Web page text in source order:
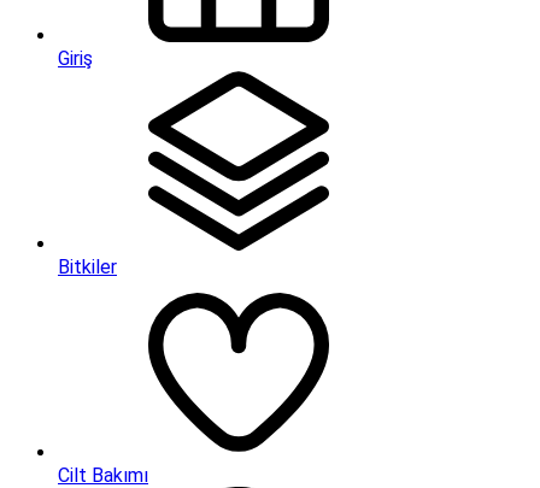
Giriş
Bitkiler
Cilt Bakımı